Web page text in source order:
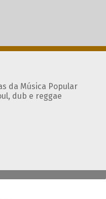
da Música Popular
dub e reggae